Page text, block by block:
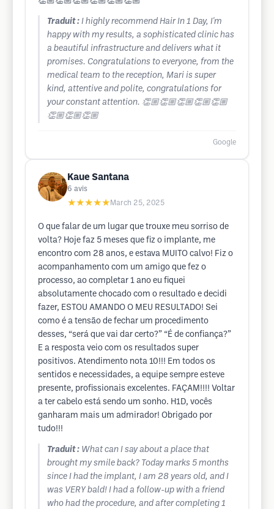
Traduit : I highly recommend Hair In 1 Day, I'm
happy with my results, a sophisticated clinic has
a beautiful infrastructure and delivers what it
promises. Congratulations to everyone, from the
medical team to the reception, Mari is super
kind, attentive and polite, congratulations for
your constant attention. 👏🏼👏🏼👏🏼👏🏼👏🏼
👏🏼👏🏼👏🏼
Google
Kaue Santana
6 avis
★★★★★ March 25, 2025
O que falar de um lugar que trouxe meu sorriso de
volta? Hoje faz 5 meses que fiz o implante, me
encontro com 28 anos, e estava MUITO calvo! Fiz o
acompanhamento com um amigo que fez o
processo, ao completar 1 ano eu fiquei
absolutamente chocado com o resultado e decidi
fazer, ESTOU AMANDO O MEU RESULTADO! Sei
como é a tensão de fechar um procedimento
desses, “será que vai dar certo?” “É de confiança?”
E a resposta veio com os resultados super
positivos. Atendimento nota 10!!! Em todos os
sentidos e necessidades, a equipe sempre esteve
presente, profissionais excelentes. FAÇAM!!!! Voltar
a ter cabelo está sendo um sonho. H1D, vocês
ganharam mais um admirador! Obrigado por
tudo!!!
Traduit : What can I say about a place that
brought my smile back? Today marks 5 months
since I had the implant, I am 28 years old, and I
was VERY bald! I had a follow-up with a friend
who had the procedure, and after completing 1